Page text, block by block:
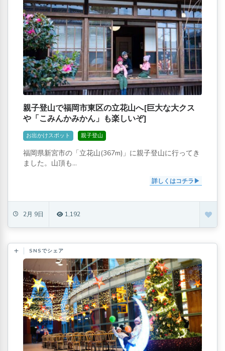
親子登山で福岡市東区の立花山へ[巨大な大クス
や「こみんかみかん」も楽しいぞ]
お出かけスポット 親子登山
福岡県新宮市の「立花山(367m)」に親子登山に行ってき
ました。山頂も...
詳しくはコチラ
2月 9日 1,192
SNSでシェア